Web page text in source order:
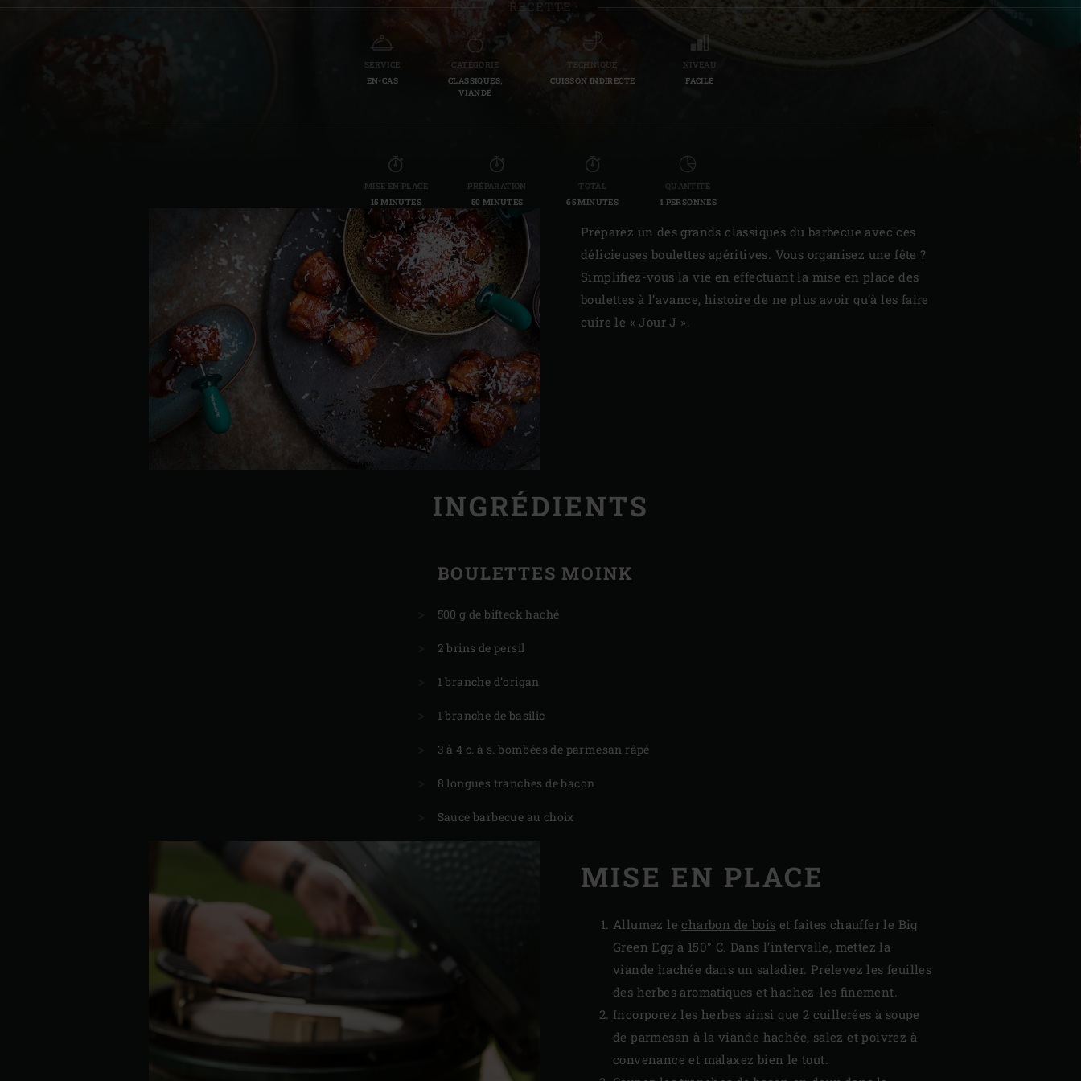
France | France
Hungary | Magyarország
Slovenia | Slovenija
Spain | España
Switzerland (French) | Schweiz (Français)
Switzerland | Schweiz
RECETTE
SERVICE
EN-CAS
CATÉGORIE
CLASSIQUES,
VIANDE
TECHNIQUE
CUISSON INDIRECTE
NIVEAU
FACILE
MISE EN PLACE
15 MINUTES
PRÉPARATION
50 MINUTES
TOTAL
65 MINUTES
QUANTITÉ
4 PERSONNES
Préparez un des grands classiques du barbecue avec ces
délicieuses boulettes apéritives. Vous organisez une fête ?
Simplifiez-vous la vie en effectuant la mise en place des
boulettes à l’avance, histoire de ne plus avoir qu’à les faire
cuire le « Jour J ».
INGRÉDIENTS
BOULETTES MOINK
500 g de bifteck haché
2 brins de persil
1 branche d’origan
1 branche de basilic
3 à 4 c. à s. bombées de parmesan râpé
8 longues tranches de bacon
Sauce barbecue au choix
MISE EN PLACE
Allumez le charbon de bois et faites chauffer le Big
Green Egg à 150° C. Dans l’intervalle, mettez la
viande hachée dans un saladier. Prélevez les feuilles
des herbes aromatiques et hachez-les finement.
Incorporez les herbes ainsi que 2 cuillerées à soupe
de parmesan à la viande hachée, salez et poivrez à
convenance et malaxez bien le tout.